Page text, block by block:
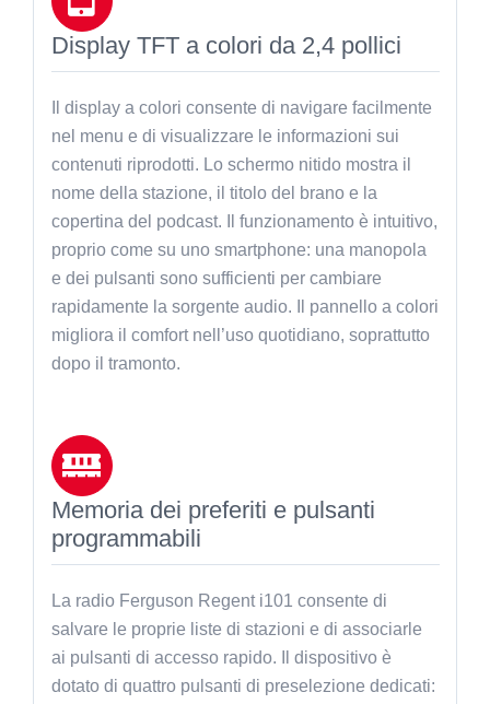
Display TFT a colori da 2,4 pollici
Il display a colori consente di navigare facilmente
nel menu e di visualizzare le informazioni sui
contenuti riprodotti. Lo schermo nitido mostra il
nome della stazione, il titolo del brano e la
copertina del podcast. Il funzionamento è intuitivo,
proprio come su uno smartphone: una manopola
e dei pulsanti sono sufficienti per cambiare
rapidamente la sorgente audio. Il pannello a colori
migliora il comfort nell’uso quotidiano, soprattutto
dopo il tramonto.
Memoria dei preferiti e pulsanti
programmabili
La radio Ferguson Regent i101 consente di
salvare le proprie liste di stazioni e di associarle
ai pulsanti di accesso rapido. Il dispositivo è
dotato di quattro pulsanti di preselezione dedicati: